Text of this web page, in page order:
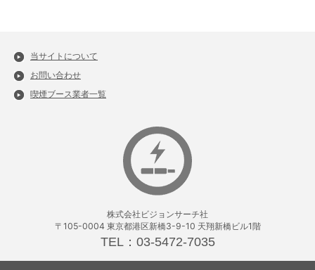
当サイトについて
お問い合わせ
喫煙ブース業者一覧
株式会社ビジョンサーチ社
〒105-0004 東京都港区新橋3-9-10 天翔新橋ビル1階
TEL：03-5472-7035